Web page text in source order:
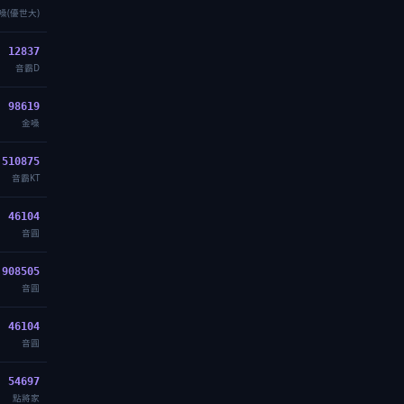
(優世大)
12837
音霸D
98619
金嗓
510875
音霸KT
46104
音圓
908505
音圓
46104
音圓
54697
點將家